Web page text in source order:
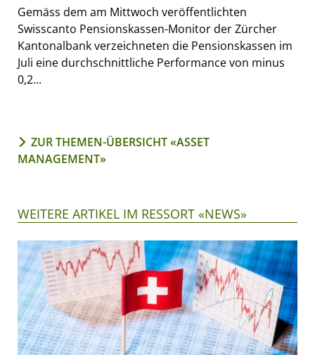
Gemäss dem am Mittwoch veröffentlichten
Swisscanto Pensionskassen-Monitor der Zürcher
Kantonalbank verzeichneten die Pensionskassen im
Juli eine durchschnittliche Performance von minus
0,2...
ZUR THEMEN-ÜBERSICHT «ASSET
MANAGEMENT»
WEITERE ARTIKEL IM RESSORT «NEWS»